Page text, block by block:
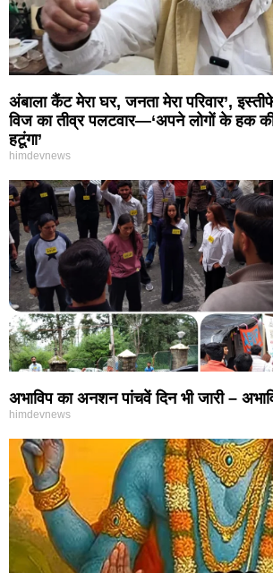
अंबाला कैंट मेरा घर, जनता मेरा परिवार’,
विज का तीव्र पलटवार—‘अपने लोगों के हक
हटूंगा’
himdevnews
अभाविप का अनशन पांचवें दिन भी जारी –
himdevnews